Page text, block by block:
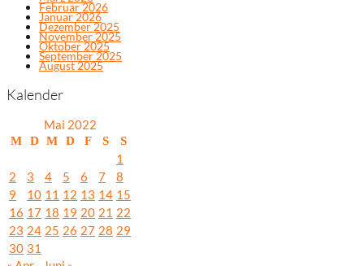
Februar 2026
Januar 2026
Dezember 2025
November 2025
Oktober 2025
September 2025
August 2025
Kalender
Mai 2022
M D M D F S S
1
2
3 4 5 6 7
8
9
10 11 12 13 14 15
16 17 18 19 20 21 22
23 24 25 26 27 28 29
30 31